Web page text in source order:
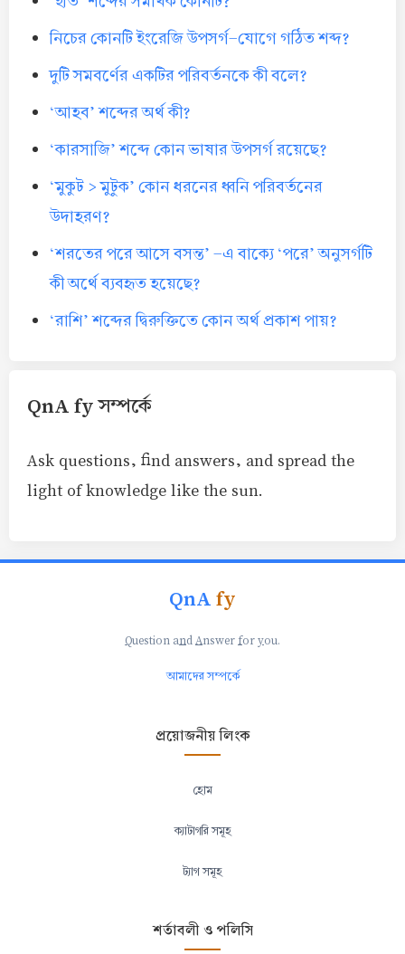
নিচের কোনটি ইংরেজি উপসর্গ-যোগে গঠিত শব্দ?
দুটি সমবর্ণের একটির পরিবর্তনকে কী বলে?
‘আহব’ শব্দের অর্থ কী?
‘কারসাজি’ শব্দে কোন ভাষার উপসর্গ রয়েছে?
‘মুকুট > মুটুক’ কোন ধরনের ধ্বনি পরিবর্তনের
উদাহরণ?
‘শরতের পরে আসে বসন্ত’ -এ বাক্যে ‘পরে’ অনুসর্গটি
কী অর্থে ব্যবহৃত হয়েছে?
‘রাশি’ শব্দের দ্বিরুক্তিতে কোন অর্থ প্রকাশ পায়?
QnA fy সম্পর্কে
Ask questions, find answers, and spread the
light of knowledge like the sun.
QnAfy
Question andAnswer foryou.
আমাদের সম্পর্কে
প্রয়োজনীয় লিংক
হোম
ক্যাটাগরি সমূহ
ট্যাগ সমূহ
শর্তাবলী ও পলিসি